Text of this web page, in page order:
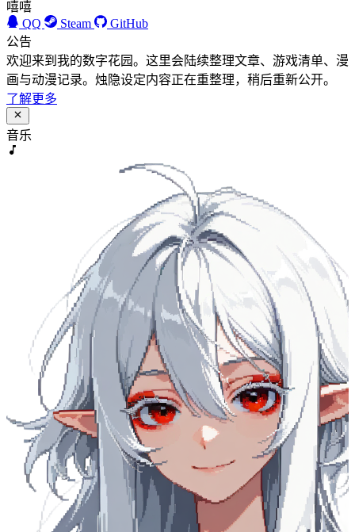
嘻嘻
QQ
Steam
GitHub
公告
欢迎来到我的数字花园。这里会陆续整理文章、游戏清单、漫
画与动漫记录。烛隐设定内容正在重整理，稍后重新公开。
了解更多
音乐